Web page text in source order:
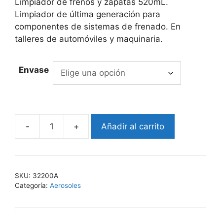
through
569,28€
Limpiador de última generación para
componentes de sistemas de frenado. En
talleres de automóviles y maquinaria.
Envase
-
EKO-
A
+ Añadir al carrito
SKU: 32200A
Categoría: Aerosoles